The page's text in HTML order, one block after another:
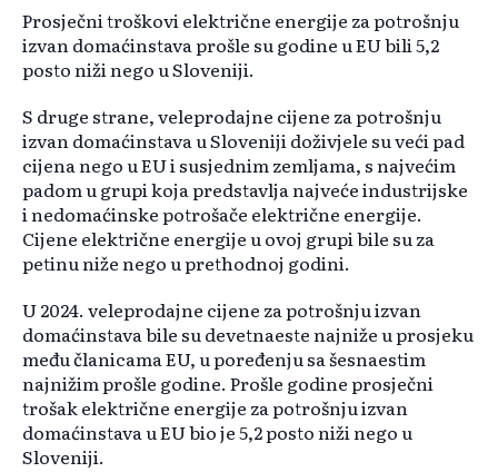
Prosječni troškovi električne energije za potrošnju
izvan domaćinstava prošle su godine u EU bili 5,2
posto niži nego u Sloveniji.
S druge strane, veleprodajne cijene za potrošnju
izvan domaćinstava u Sloveniji doživjele su veći pad
cijena nego u EU i susjednim zemljama, s najvećim
padom u grupi koja predstavlja najveće industrijske
i nedomaćinske potrošače električne energije.
Cijene električne energije u ovoj grupi bile su za
petinu niže nego u prethodnoj godini.
U 2024. veleprodajne cijene za potrošnju izvan
domaćinstava bile su devetnaeste najniže u prosjeku
među članicama EU, u poređenju sa šesnaestim
najnižim prošle godine. Prošle godine prosječni
trošak električne energije za potrošnju izvan
domaćinstava u EU bio je 5,2 posto niži nego u
Sloveniji.